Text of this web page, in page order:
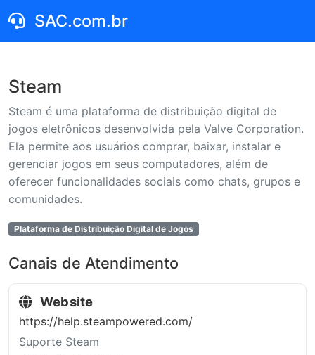
SAC.com.br
Steam
Steam é uma plataforma de distribuição digital de
jogos eletrônicos desenvolvida pela Valve Corporation.
Ela permite aos usuários comprar, baixar, instalar e
gerenciar jogos em seus computadores, além de
oferecer funcionalidades sociais como chats, grupos e
comunidades.
Plataforma de Distribuição Digital de Jogos
Canais de Atendimento
Website
https://help.steampowered.com/
Suporte Steam